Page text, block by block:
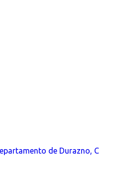
de Durazno, C